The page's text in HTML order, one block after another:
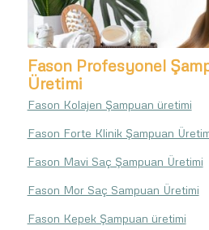
Fason Profesyonel
Üretimi
Fason Kolajen Şampuan üretimi
Fason Forte Klinik Şampuan
Fason Mavi Saç Şampuan Üretimi
Fason Mor Saç Sampuan Üretimi
Fason Kepek Şampuan üretimi